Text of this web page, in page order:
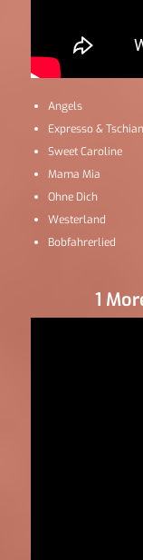
Angels
Expresso &
Sweet Caroline
Mama Mia
Ohne Dich
Westerland
Bobfahrerlied
1